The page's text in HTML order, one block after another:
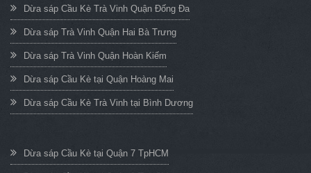
Dừa sáp Cầu Kè Trà Vinh Quận Đống Đa
Dừa sáp Trà Vinh Quận Hai Bà Trưng
Dừa sáp Trà Vinh Quận Hoàn Kiếm
Dừa sáp Cầu Kè tại Quận Hoàng Mai
Dừa sáp Cầu Kè Trà Vinh tại Bình Dương
Dừa sáp Cầu Kè tại Quận 7 TpHCM